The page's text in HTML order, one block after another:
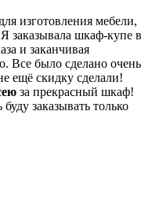
изготовления мебели,
заказывала шкаф-купе в
и заканчивая
Все было сделано очень
ещё скидку сделали!
за прекрасный шкаф!
заказывать только